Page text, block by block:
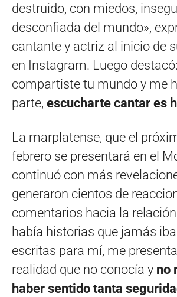
destruido, con miedos,
desconfiada del mundo»,
cantante y actriz al inicio de
en Instagram. Luego
compartiste tu mundo y me
parte, escucharte cantar es
La marplatense, que el
febrero se presentará en el
continuó con más
generaron cientos de
comentarios hacia la
había historias que jamás
escritas para mí, me
realidad que no conocía y no
haber sentido tanta